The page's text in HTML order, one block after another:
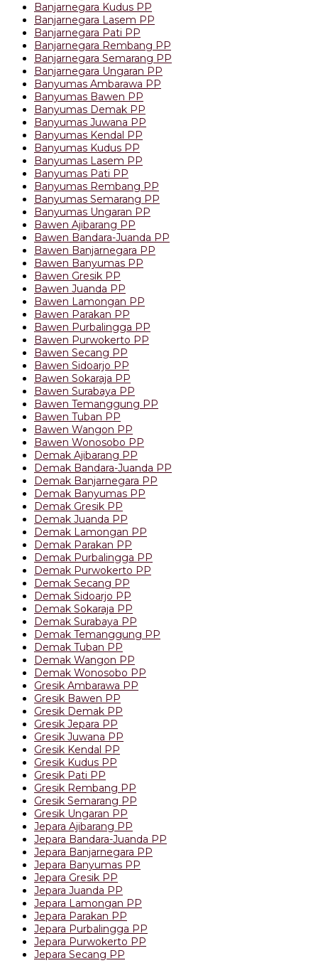
Banjarnegara Kudus PP
Banjarnegara Lasem PP
Banjarnegara Pati PP
Banjarnegara Rembang PP
Banjarnegara Semarang PP
Banjarnegara Ungaran PP
Banyumas Ambarawa PP
Banyumas Bawen PP
Banyumas Demak PP
Banyumas Juwana PP
Banyumas Kendal PP
Banyumas Kudus PP
Banyumas Lasem PP
Banyumas Pati PP
Banyumas Rembang PP
Banyumas Semarang PP
Banyumas Ungaran PP
Bawen Ajibarang PP
Bawen Bandara-Juanda PP
Bawen Banjarnegara PP
Bawen Banyumas PP
Bawen Gresik PP
Bawen Juanda PP
Bawen Lamongan PP
Bawen Parakan PP
Bawen Purbalingga PP
Bawen Purwokerto PP
Bawen Secang PP
Bawen Sidoarjo PP
Bawen Sokaraja PP
Bawen Surabaya PP
Bawen Temanggung PP
Bawen Tuban PP
Bawen Wangon PP
Bawen Wonosobo PP
Demak Ajibarang PP
Demak Bandara-Juanda PP
Demak Banjarnegara PP
Demak Banyumas PP
Demak Gresik PP
Demak Juanda PP
Demak Lamongan PP
Demak Parakan PP
Demak Purbalingga PP
Demak Purwokerto PP
Demak Secang PP
Demak Sidoarjo PP
Demak Sokaraja PP
Demak Surabaya PP
Demak Temanggung PP
Demak Tuban PP
Demak Wangon PP
Demak Wonosobo PP
Gresik Ambarawa PP
Gresik Bawen PP
Gresik Demak PP
Gresik Jepara PP
Gresik Juwana PP
Gresik Kendal PP
Gresik Kudus PP
Gresik Pati PP
Gresik Rembang PP
Gresik Semarang PP
Gresik Ungaran PP
Jepara Ajibarang PP
Jepara Bandara-Juanda PP
Jepara Banjarnegara PP
Jepara Banyumas PP
Jepara Gresik PP
Jepara Juanda PP
Jepara Lamongan PP
Jepara Parakan PP
Jepara Purbalingga PP
Jepara Purwokerto PP
Jepara Secang PP